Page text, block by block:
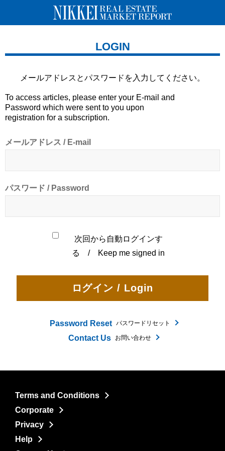
LOGIN
メールアドレスとパスワードを 入力してください。
To access articles, please enter your E-mail and
Password which were sent to you upon
registration for a subscription.
メールアドレス / E-mail
パスワード / Password
次回から自動ログインす
る / Keep me signed in
Password Reset パスワードリセット
Contact Us お問い合わせ
Terms and Conditions
Corporate
Privacy
Help